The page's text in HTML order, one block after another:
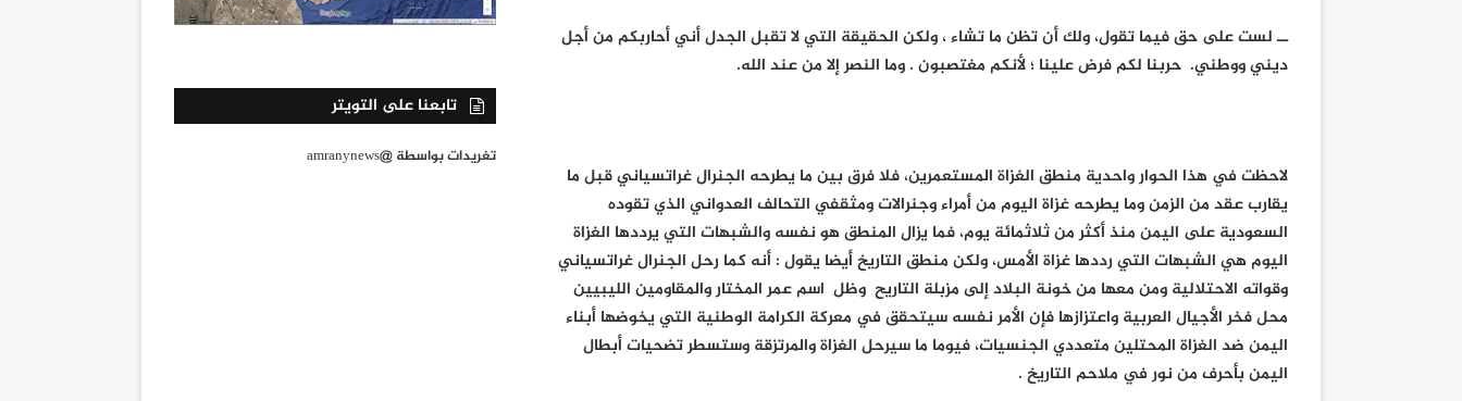
ــ لست على حق فيما تقول، ولك أن تظن ما تشاء ، ولكن الحقيقة التي لا تقبل الجدل أني أحاربكم من أجل
ديني ووطني. حربنا لكم فرض علينا ؛ لأنكم مغتصبون . وما النصر إلا من عند الله.
لاحظت في هذا الحوار واحدية منطق الغزاة المستعمرين، فلا فرق بين ما يطرحه الجنرال غراتسياني قبل ما
يقارب عقد من الزمن وما يطرحه غزاة اليوم من أمراء وجنرالات ومثقفي التحالف العدواني الذي تقوده
السعودية على اليمن منذ أكثر من ثلاثمائة يوم، فما يزال المنطق هو نفسه والشبهات التي يرددها الغزاة
اليوم هي الشبهات التي رددها غزاة الأمس، ولكن منطق التاريخ أيضا يقول : أنه كما رحل الجنرال غراتسياني
وقواته الاحتلالية ومن معها من خونة البلاد إلى مزبلة التاريح وظل اسم عمر المختار والمقاومين الليبيين
محل فخر الأجيال العربية واعتزازها فإن الأمر نفسه سيتحقق في معركة الكرامة الوطنية التي يخوضها أبناء
اليمن ضد الغزاة المحتلين متعددي الجنسيات، فيوما ما سيرحل الغزاة والمرتزقة وستسطر تضحيات أبطال
اليمن بأحرف من نور في ملاحم التاريخ .
تابعنا على التويتر
تغريدات بواسطة @amranynews